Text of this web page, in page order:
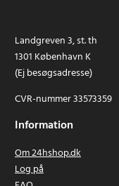
Landgreven 3, st. th
1301 København K
(Ej besøgsadresse)
CVR-nummer 33573359
Information
Om 24hshop.dk
Log på